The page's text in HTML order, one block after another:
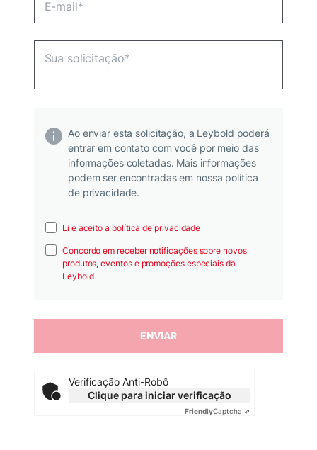
Ao enviar esta solicitação, a Leybold poderá
entrar em contato com você por meio das
informações coletadas. Mais informações
podem ser encontradas em nossa política
de privacidade.
Li e aceito a política de privacidade
Concordo em receber notificações sobre novos
produtos, eventos e promoções especiais da
Leybold
Verificação Anti-Robô
Clique para iniciar verificação
FriendlyCaptcha ⇗